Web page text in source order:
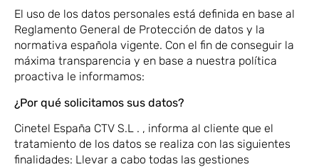
El uso de los datos personales está definida en base al
Reglamento General de Protección de datos y la
normativa española vigente. Con el fin de conseguir la
máxima transparencia y en base a nuestra política
proactiva le informamos:
¿Por qué solicitamos sus datos?
Cinetel España CTV S.L . , informa al cliente que el
tratamiento de los datos se realiza con las siguientes
finalidades: Llevar a cabo todas las gestiones